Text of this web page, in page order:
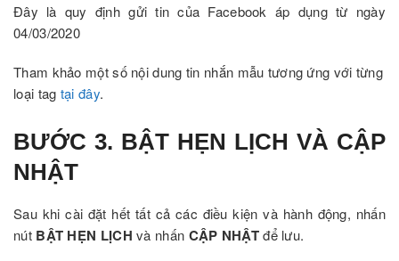
Đây là quy định gửi tin của Facebook áp dụng từ ngày
04/03/2020
Tham khảo một số nội dung tin nhắn mẫu tương ứng với từng
loại tag tại đây.
BƯỚC 3. BẬT HẸN LỊCH VÀ CẬP
NHẬT
Sau khi cài đặt hết tất cả các điều kiện và hành động, nhấn
nút BẬT HẸN LỊCH và nhấn CẬP NHẬTđể lưu.